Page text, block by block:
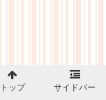
トップ サイドバー